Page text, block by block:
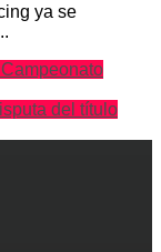
ya se
del título